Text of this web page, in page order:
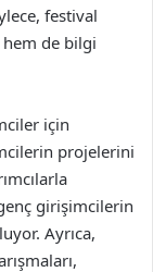
festival
hem de bilgi
için
projelerini
girişimcilerin
Ayrıca,